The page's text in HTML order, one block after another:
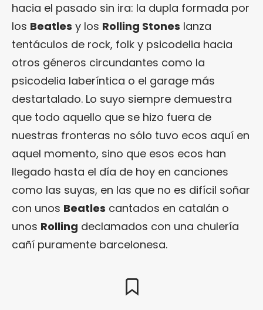
hacia el pasado sin ira: la dupla formada por
los Beatles y los Rolling Stones lanza
tentáculos de rock, folk y psicodelia hacia
otros géneros circundantes como la
psicodelia laberíntica o el garage más
destartalado. Lo suyo siempre demuestra
que todo aquello que se hizo fuera de
nuestras fronteras no sólo tuvo ecos aquí en
aquel momento, sino que esos ecos han
llegado hasta el día de hoy en canciones
como las suyas, en las que no es difícil soñar
con unos Beatles cantados en catalán o
unos Rolling declamados con una chulería
cañí puramente barcelonesa.